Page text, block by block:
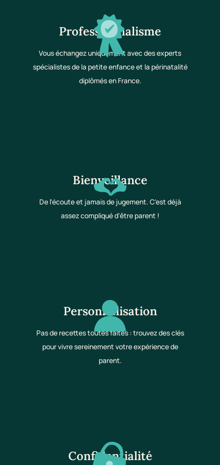
Professionnalisme
Vous échangez uniquement avec des experts
spécialistes de la petite enfance et la périnatalité
diplômés en France.
Bienveillance
De l'écoute et jamais de jugement. C'est déjà
assez compliqué d'être parent !
Personnalisation
Pas de recettes toutes faites : trouvez des clés
pour vivre sereinement votre expérience de
parent.
Confidentialité